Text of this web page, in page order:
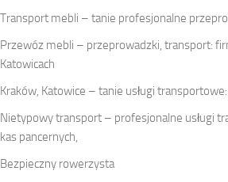
Transport mebli – tanie profesjonalne
Przewóz mebli – przeprowadzki, transport:
Katowicach
Kraków, Katowice – tanie usługi
Nietypowy transport – profesjonalne usługi
kas pancernych,
Bezpieczny rowerzysta